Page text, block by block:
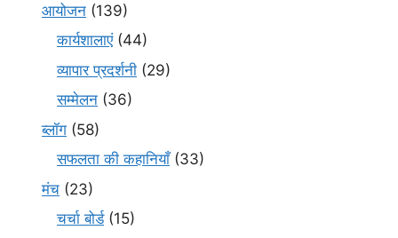
आयोजन (139)
कार्यशालाएं(44)
व्यापार प्रदर्शनी (29)
सम्मेलन (36)
ब्लॉग (58)
सफलता की कहानियाँ(33)
मंच (23)
चर्चा बोर्ड(15)